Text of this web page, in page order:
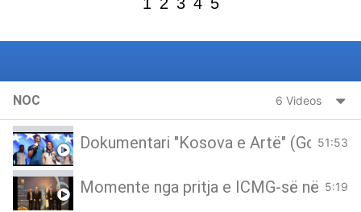
NOC 6 Videos
Dokumentari "Kosova e Artë" (Golden
51:53
Momente nga pritja e ICMG-së në 5:19